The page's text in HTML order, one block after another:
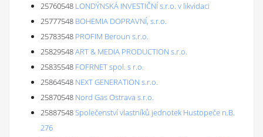
25760548 LONDÝNSKÁ INVESTIČNÍ s.r.o. v likvidaci
25777548 BOHEMIA DOPRAVNÍ, s.r.o.
25783548 PROFIM Beroun s.r.o.
25829548ART & MEDIA PRODUCTION s.r.o.
25835548 FOFRNET spol. s r.o.
25864548 NEXT GENERATION s.r.o.
25870548 Nord Gas Ostrava s.r.o.
25887548Společenství vlastníků jednotek Hustopeče n.B.
276